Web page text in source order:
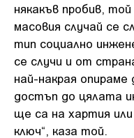
някакъв пробив,
масовия случай се
тип социално
се случи и от
най-накрая
достъп до цялата
ще са на хартия
ключ“, каза той.